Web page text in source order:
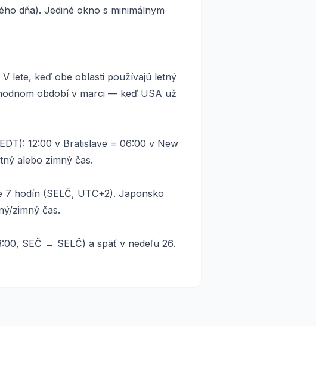
dňa). Jediné okno s minimálnym
lete, keď obe oblasti používajú letný
období v marci — keď USA už
12:00 v Bratislave = 06:00 v New
alebo zimný čas.
hodín (SELČ, UTC+2). Japonsko
zimný čas.
SEČ → SELČ) a späť v nedeľu 26.